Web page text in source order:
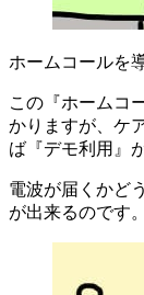
ホームコールを
この『ホームコ
かりますが、ケ
ば『デモ利用』
電波が届くかど
が出来るのです。